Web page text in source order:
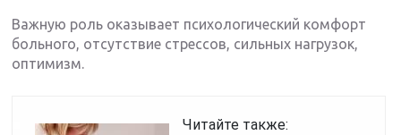
Важную роль оказывает психологический комфорт
больного, отсутствие стрессов, сильных нагрузок,
оптимизм.
Читайте также: